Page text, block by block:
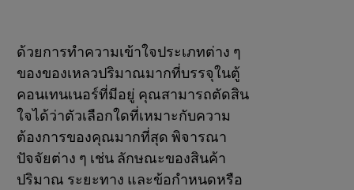
ด้วยการทําความเข้าใจประเภทต่าง ๆ
ของของเหลวปริมาณมากที่บรรจุในตู้
คอนเทนเนอร์ที่มีอยู่ คุณสามารถตัดสิน
ใจได้ว่าตัวเลือกใดที่เหมาะกับความ
ต้องการของคุณมากที่สุด พิจารณา
ปัจจัยต่าง ๆ เช่น ลักษณะของสินค้า
ปริมาณ ระยะทาง และข้อกําหนดหรือ